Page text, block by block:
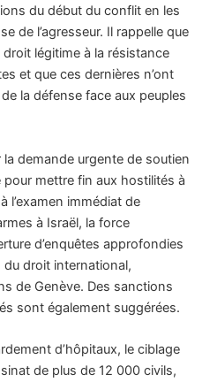
du début du conflit en les
de l’agresseur. Il rappelle que
légitime à la résistance
et que ces dernières n’ont
la défense face aux peuples
demande urgente de soutien
mettre fin aux hostilités à
l’examen immédiat de
à Israël, la force
d’enquêtes approfondies
du droit international,
de Genève. Des sanctions
sont également suggérées.
d’hôpitaux, le ciblage
de plus de 12 000 civils,